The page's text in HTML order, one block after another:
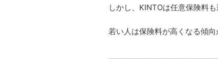
しかし、KINTOは任意保険料
若い人は保険料が高くなる傾向